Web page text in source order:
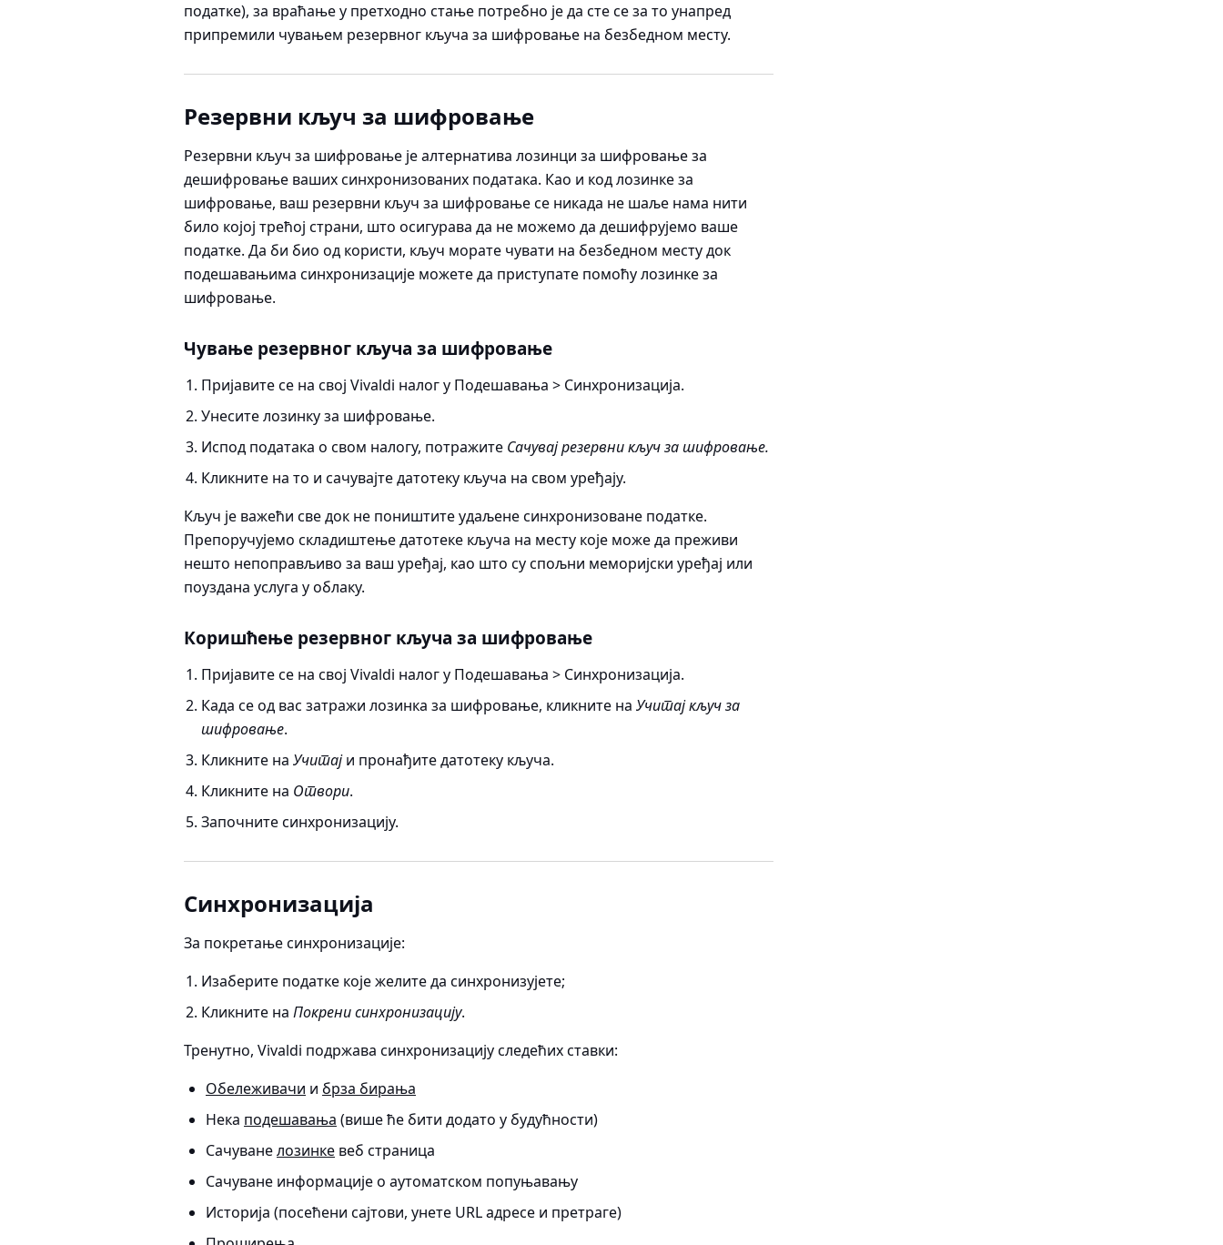
податке), за враћање у претходно стање потребно је да сте се за то унапред
припремили чувањем резервног кључа за шифровање на безбедном месту.
Резервни кључ за шифровање
Резервни кључ за шифровање је алтернатива лозинци за шифровање за
дешифровање ваших синхронизованих података. Као и код лозинке за
шифровање, ваш резервни кључ за шифровање се никада не шаље нама нити
било којој трећој страни, што осигурава да не можемо да дешифрујемо ваше
податке. Да би био од користи, кључ морате чувати на безбедном месту док
подешавањима синхронизације можете да приступате помоћу лозинке за
шифровање.
Чување резервног кључа за шифровање
Пријавите се на свој Vivaldi налог у Подешавања > Синхронизација.
Унесите лозинку за шифровање.
Испод података о свом налогу, потражите Сачувај резервни кључ за шифровање.
Кликните на то и сачувајте датотеку кључа на свом уређају.
Кључ је важећи све док не поништите удаљене синхронизоване податке.
Препоручујемо складиштење датотеке кључа на месту које може да преживи
нешто непоправљиво за ваш уређај, као што су спољни меморијски уређај или
поуздана услуга у облаку.
Коришћење резервног кључа за шифровање
Пријавите се на свој Vivaldi налог у Подешавања > Синхронизација.
Када се од вас затражи лозинка за шифровање, кликните наУчитај кључ за
шифровање.
Кликните наУчитаји пронађите датотеку кључа.
Кликните на Отвори.
Започните синхронизацију.
Синхронизација
За покретање синхронизације:
Изаберите податке које желите да синхронизујете;
Кликните наПокрени синхронизацију.
Тренутно, Vivaldi подржава синхронизацију следећих ставки:
Обележивачи и брза бирања
Нека подешавања (више ће бити додато у будућности)
Сачуванелозинке веб страница
Сачуване информације о аутоматском попуњавању
Историја (посећени сајтови, унете URL адресе и претраге)